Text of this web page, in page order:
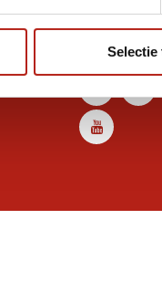
Selectie
Volg ons